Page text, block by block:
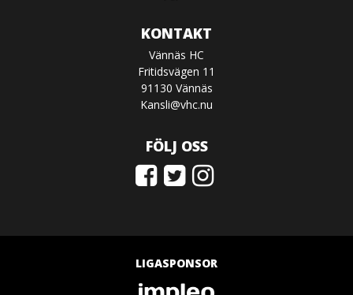
KONTAKT
Vännäs HC
Fritidsvägen 11
91130 Vännäs
Kansli@vhc.nu
FÖLJ OSS
LIGASPONSOR